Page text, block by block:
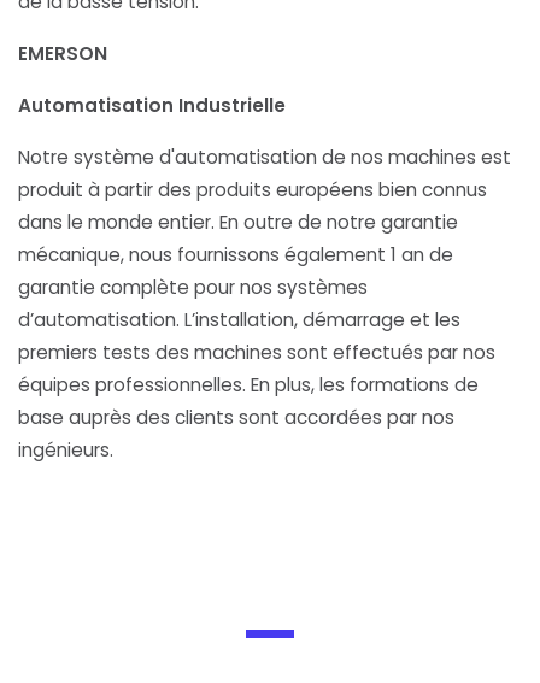
EMERSON
Automatisation Industrielle
Notre système d'automatisation de nos machines est
produit à partir des produits européens bien connus
dans le monde entier. En outre de notre garantie
mécanique, nous fournissons également 1 an de
garantie complète pour nos systèmes
d’automatisation. L’installation, démarrage et les
premiers tests des machines sont effectués par nos
équipes professionnelles. En plus, les formations de
base auprès des clients sont accordées par nos
ingénieurs.